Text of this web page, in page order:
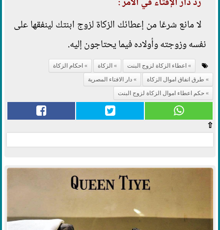
لا مانع شرعًا من إعطائك الزكاة لزوج ابنتك لينفقها على
نفسه وزوجته وأولاده فيما يحتاجون إليه.
اعطاء الزكاة لزوج البنت الزكاة
احكام الزكاة
طرق انفاق اموال الزكاة
دار الافتاء المصرية
حكم اعطاء اموال الزكاة لزوج البنت
⇧